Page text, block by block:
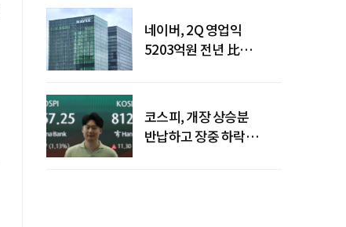
네이버, 2Q 영업익
5203억원 전년 比
코스피, 개장 상승분
반납하고 장중 하락